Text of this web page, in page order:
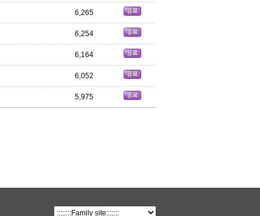
6,265
6,254
6,164
6,052
5,975